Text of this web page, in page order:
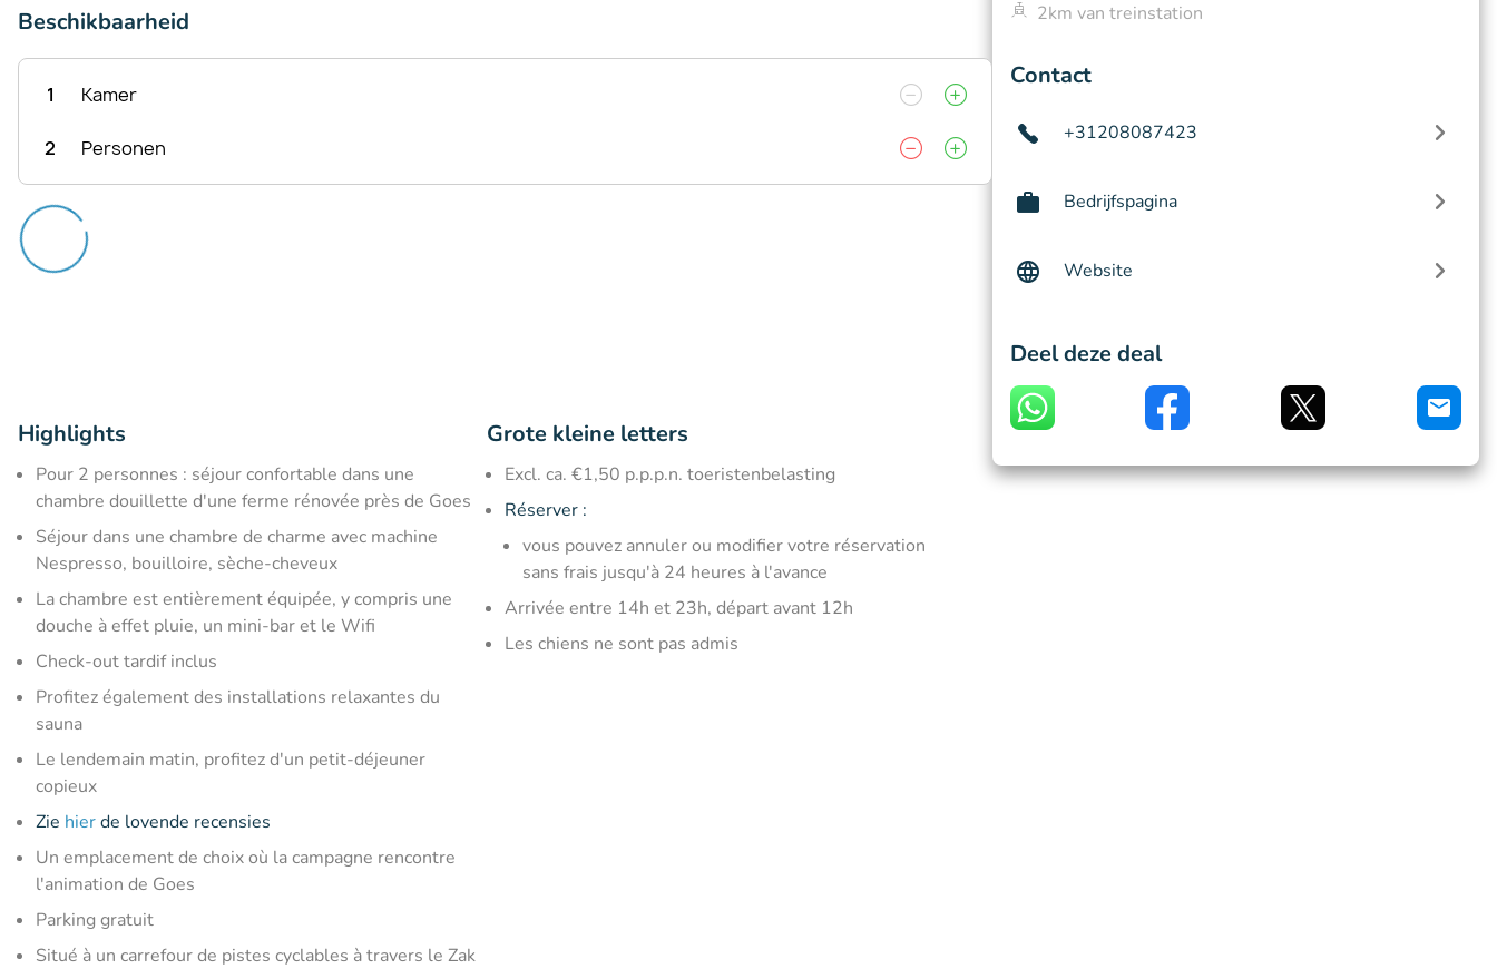
Beschikbaarheid
1 Kamer
2 Personen
Highlights
Pour 2 personnes : séjour confortable dans une
chambre douillette d'une ferme rénovée près de Goes
Séjour dans une chambre de charme avec machine
Nespresso, bouilloire, sèche-cheveux
La chambre est entièrement équipée, y compris une
douche à effet pluie, un mini-bar et le Wifi
Check-out tardif inclus
Profitez également des installations relaxantes du
sauna
Le lendemain matin, profitez d'un petit-déjeuner
copieux
Zie hierde lovende recensies
Un emplacement de choix où la campagne rencontre
l'animation de Goes
Parking gratuit
Situé à un carrefour de pistes cyclables à travers le Zak
Grote kleine letters
Excl. ca. €1,50 p.p.p.n. toeristenbelasting
Réserver :
vous pouvez annuler ou modifier votre réservation
sans frais jusqu'à 24 heures à l'avance
Arrivée entre 14h et 23h, départ avant 12h
Les chiens ne sont pas admis
2km van treinstation
Contact
+31208087423
Bedrijfspagina
Website
Deel deze deal